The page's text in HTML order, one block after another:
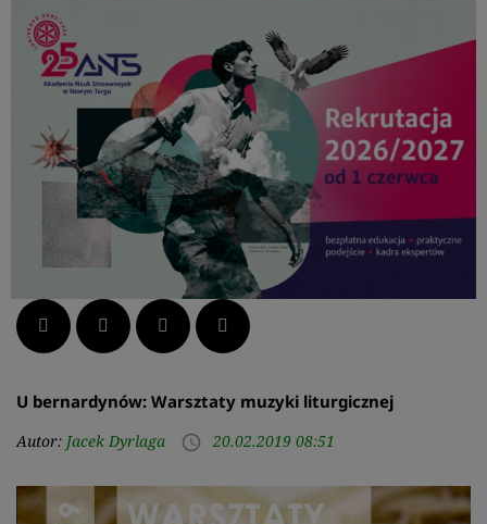
Facebook Twitter LinkedIn Pinterest
U bernardynów: Warsztaty muzyki liturgicznej
Autor: Jacek Dyrlaga access_time 20.02.2019 08:51